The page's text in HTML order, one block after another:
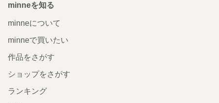
minneを知る
minneについて
minneで買いたい
作品をさがす
ショップをさがす
ランキング